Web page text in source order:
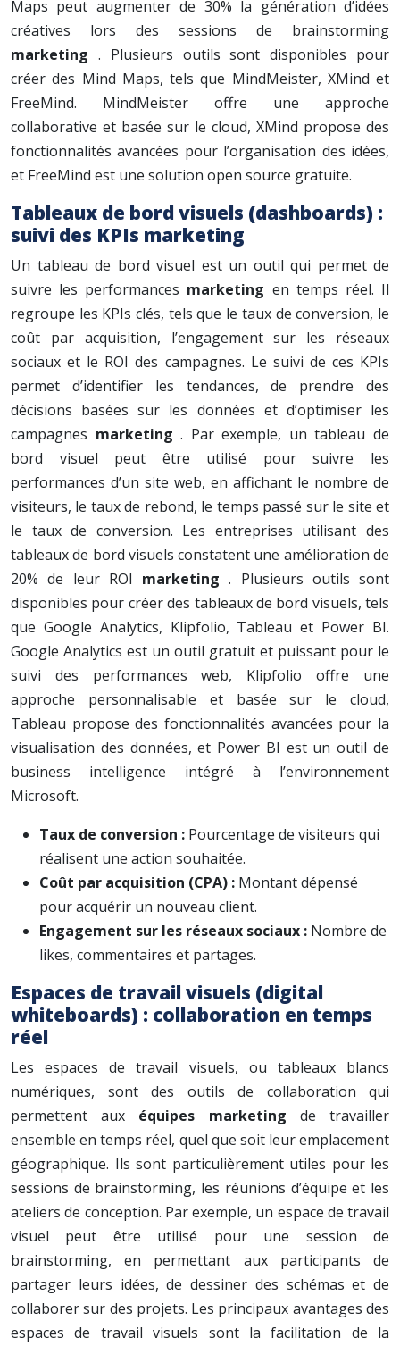
Maps peut augmenter de 30% la génération d’idées
créatives lors des sessions de brainstorming
marketing . Plusieurs outils sont disponibles pour
créer des Mind Maps, tels que MindMeister, XMind et
FreeMind. MindMeister offre une approche
collaborative et basée sur le cloud, XMind propose des
fonctionnalités avancées pour l’organisation des idées,
et FreeMind est une solution open source gratuite.
Tableaux de bord visuels (dashboards) :
suivi des KPIs marketing
Un tableau de bord visuel est un outil qui permet de
suivre les performances marketing en temps réel. Il
regroupe les KPIs clés, tels que le taux de conversion, le
coût par acquisition, l’engagement sur les réseaux
sociaux et le ROI des campagnes. Le suivi de ces KPIs
permet d’identifier les tendances, de prendre des
décisions basées sur les données et d’optimiser les
campagnes marketing. Par exemple, un tableau de
bord visuel peut être utilisé pour suivre les
performances d’un site web, en affichant le nombre de
visiteurs, le taux de rebond, le temps passé sur le site et
le taux de conversion. Les entreprises utilisant des
tableaux de bord visuels constatent une amélioration de
20% de leur ROI marketing. Plusieurs outils sont
disponibles pour créer des tableaux de bord visuels, tels
que Google Analytics, Klipfolio, Tableau et Power BI.
Google Analytics est un outil gratuit et puissant pour le
suivi des performances web, Klipfolio offre une
approche personnalisable et basée sur le cloud,
Tableau propose des fonctionnalités avancées pour la
visualisation des données, et Power BI est un outil de
business intelligence intégré à l’environnement
Microsoft.
Taux de conversion : Pourcentage de visiteurs qui
réalisent une action souhaitée.
Coût par acquisition (CPA) : Montant dépensé
pour acquérir un nouveau client.
Engagement sur les réseaux sociaux : Nombre de
likes, commentaires et partages.
Espaces de travail visuels (digital
whiteboards) : collaboration en temps
réel
Les espaces de travail visuels, ou tableaux blancs
numériques, sont des outils de collaboration qui
permettent aux équipes marketing de travailler
ensemble en temps réel, quel que soit leur emplacement
géographique. Ils sont particulièrement utiles pour les
sessions de brainstorming, les réunions d’équipe et les
ateliers de conception. Par exemple, un espace de travail
visuel peut être utilisé pour une session de
brainstorming, en permettant aux participants de
partager leurs idées, de dessiner des schémas et de
collaborer sur des projets. Les principaux avantages des
espaces de travail visuels sont la facilitation de la